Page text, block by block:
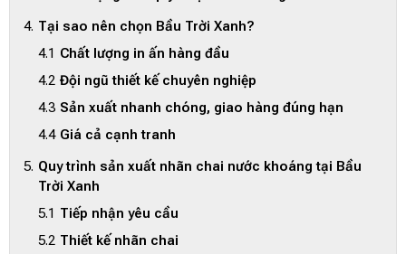
Tại sao nên chọn Bầu Trời Xanh?
Chất lượng in ấn hàng đầu
Đội ngũ thiết kế chuyên nghiệp
Sản xuất nhanh chóng, giao hàng đúng hạn
Giá cả cạnh tranh
Quy trình sản xuất nhãn chai nước khoáng tại Bầu
Trời Xanh
Tiếp nhận yêu cầu
Thiết kế nhãn chai